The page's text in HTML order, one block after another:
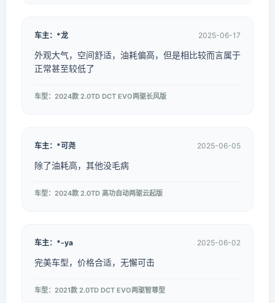
车主：*龙 2025-06-17
外观大气，空间舒适，油耗偏高，但是相比较而言属于
正常甚至较低了
车型：2024款 2.0TD DCT EVO两驱长风版
车主：*可尧 2025-06-05
除了油耗高，其他没毛病
车型：2024款 2.0TD 高功自动两驱云起版
车主：*-ya 2025-06-02
完美车型，价格合适，无懈可击
车型：2021款 2.0TD DCT EVO两驱智尊型